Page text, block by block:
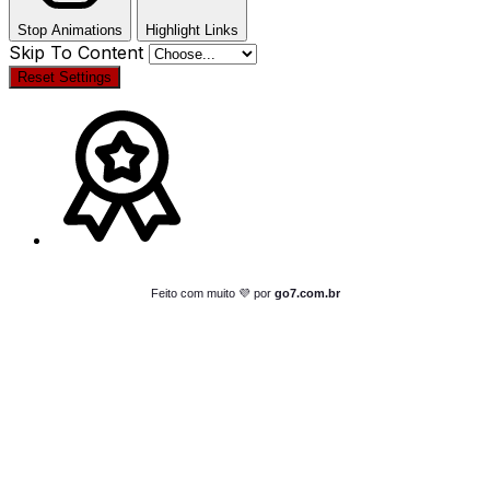
Stop Animations Highlight Links
Skip To Content
Reset Settings
Feito com muito 💜 por go7.com.br